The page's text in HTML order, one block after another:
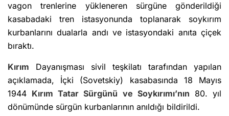
vagon trenlerine yükleneren sürgüne gönderildiği
kasabadaki tren istasyonunda toplanarak soykırım
kurbanlarını dualarla andı ve istasyondaki anıta çiçek
bıraktı.
Kırım Dayanışması sivil teşkilatı tarafından yapılan
açıklamada, İçki (Sovetskiy) kasabasında 18 Mayıs
1944 Kırım Tatar Sürgünü ve Soykırımı’nın 80. yıl
dönümünde sürgün kurbanlarının anıldığı bildirildi.